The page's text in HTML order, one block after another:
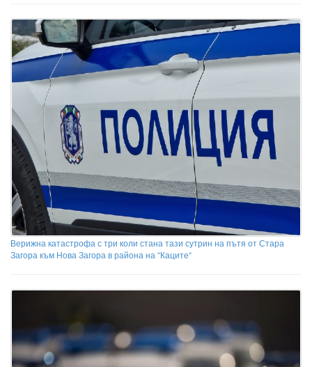
Верижна катастрофа с три коли стана тази сутрин на пътя от Стара
Загора към Нова Загора в района на “Каците“